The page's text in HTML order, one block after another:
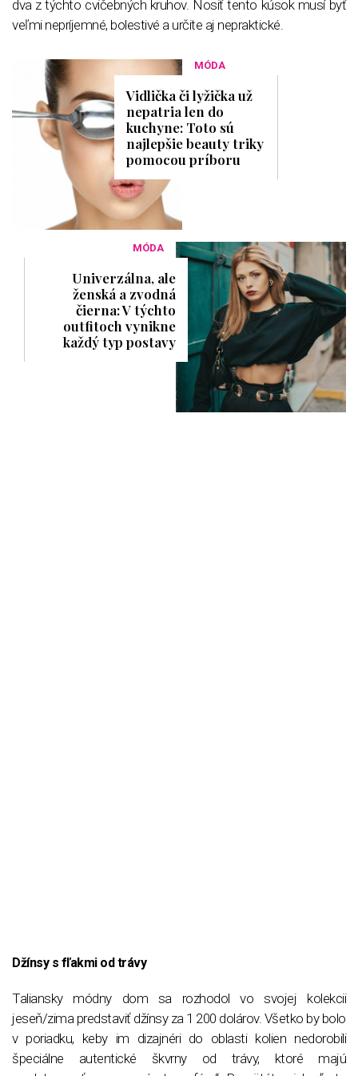
dva z týchto cvičebných kruhov. Nosiť tento kúsok musí byť
veľmi nepríjemné, bolestivé a určite aj nepraktické.
MÓDA
Vidlička či lyžička už
nepatria len do
kuchyne: Toto sú
najlepšie beauty triky
pomocou príboru
MÓDA
Univerzálna, ale
ženská a zvodná
čierna: V týchto
outfitoch vynikne
každý typ postavy
Džínsy s fľakmi od trávy
Taliansky módny dom sa rozhodol vo svojej kolekcii
jeseň/zima predstaviť džínsy za 1 200 dolárov. Všetko by bolo
v poriadku, keby im dizajnéri do oblasti kolien nedorobili
špeciálne autentické škvrny od trávy, ktoré majú